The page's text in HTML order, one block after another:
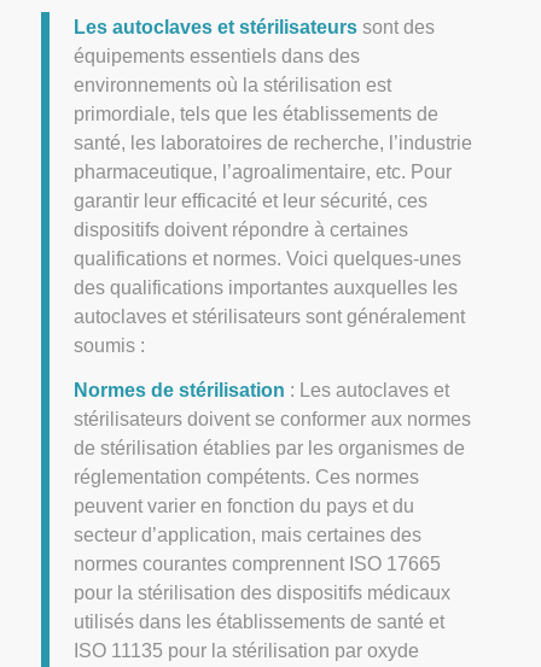
Les autoclaves et stérilisateurssont des
équipements essentiels dans des
environnements où la stérilisation est
primordiale, tels que les établissements de
santé, les laboratoires de recherche, l’industrie
pharmaceutique, l’agroalimentaire, etc. Pour
garantir leur efficacité et leur sécurité, ces
dispositifs doivent répondre à certaines
qualifications et normes. Voici quelques-unes
des qualifications importantes auxquelles les
autoclaves et stérilisateurs sont généralement
soumis :
Normes de stérilisation : Les autoclaves et
stérilisateurs doivent se conformer aux normes
de stérilisation établies par les organismes de
réglementation compétents. Ces normes
peuvent varier en fonction du pays et du
secteur d’application, mais certaines des
normes courantes comprennent ISO 17665
pour la stérilisation des dispositifs médicaux
utilisés dans les établissements de santé et
ISO 11135 pour la stérilisation par oxyde